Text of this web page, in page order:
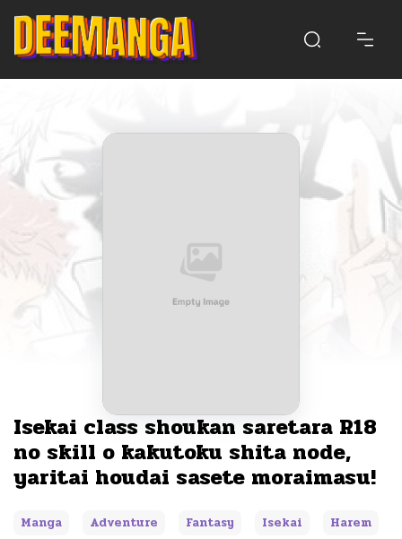
Isekai class shoukan saretara R18
no skill o kakutoku shita node,
yaritai houdai sasete moraimasu!
Manga Adventure Fantasy Isekai
Harem